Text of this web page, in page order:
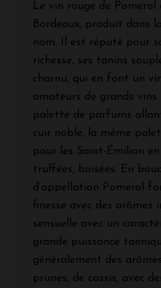
Le vin rouge de
Bordeaux, produit dans
nom. Il est réputé pour
richesse, ses tanins
charnu, qui en font un
amateurs de grands
palette de parfums
cuir noble, la même
pour les Saint-Émilion
truffées, boisées. En
d’appellation Pomerol
finesse avec des arômes
sensuelle avec un
grande puissance
généralement des
prunes, de cassis, avec